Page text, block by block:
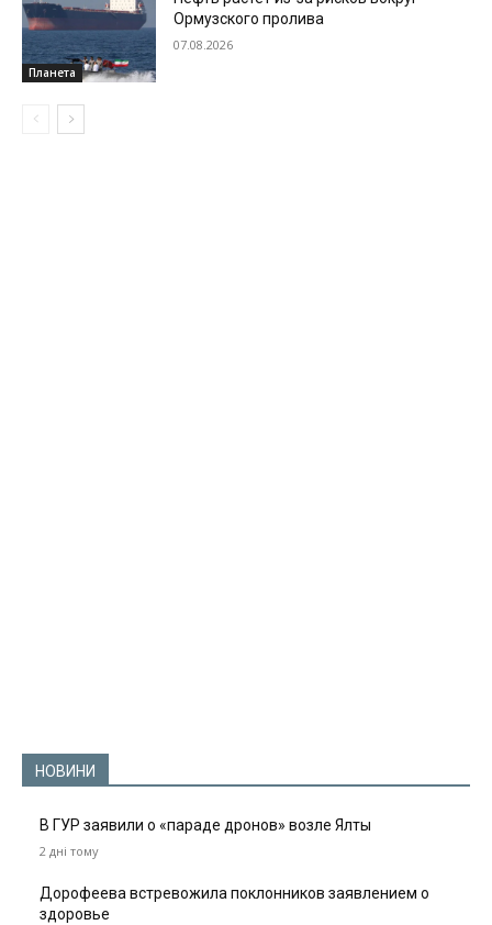
Планета
Ормузского пролива
07.08.2026
НОВИНИ
В ГУР заявили о «параде дронов» возле Ялты
2 дні тому
Дорофеева встревожила поклонников заявлением о
здоровье